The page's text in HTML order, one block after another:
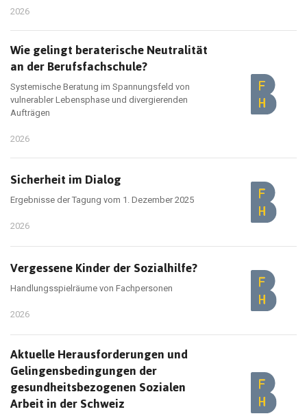
2026
Wie gelingt beraterische Neutralität
an der Berufsfachschule?
Systemische Beratung im Spannungsfeld von
vulnerabler Lebensphase und divergierenden
Aufträgen
2026
Sicherheit im Dialog
Ergebnisse der Tagung vom 1. Dezember 2025
2026
Vergessene Kinder der Sozialhilfe?
Handlungsspielräume von Fachpersonen
2026
Aktuelle Herausforderungen und
Gelingensbedingungen der
gesundheitsbezogenen Sozialen
Arbeit in der Schweiz